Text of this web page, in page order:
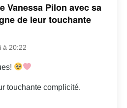
Vanessa Pilon avec sa
de leur touchante
à 20:22
touchante complicité.